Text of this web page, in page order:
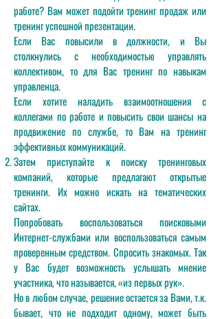
работе? Вам может подойти тренинг продаж или
тренинг успешной презентации.
Если Вас повысили в должности, и Вы
столкнулись с необходимостью управлять
коллективом, то для Вас тренинг по навыкам
управленца.
Если хотите наладить взаимоотношения с
коллегами по работе и повысить свои шансы на
продвижение по службе, то Вам на тренинг
эффективных коммуникаций.
Затем приступайте к поиску тренинговых
компаний, которые предлагают открытые
тренинги. Их можно искать на тематических
сайтах.
Попробовать воспользоваться поисковыми
Интернет-службами или воспользоваться самым
проверенным средством. Спросить знакомых. Так
у Вас будет возможность услышать мнение
участника, что называется, «из первых рук».
Но в любом случае, решение остается за Вами, т.к.
бывает, что не подходит одному, может быть